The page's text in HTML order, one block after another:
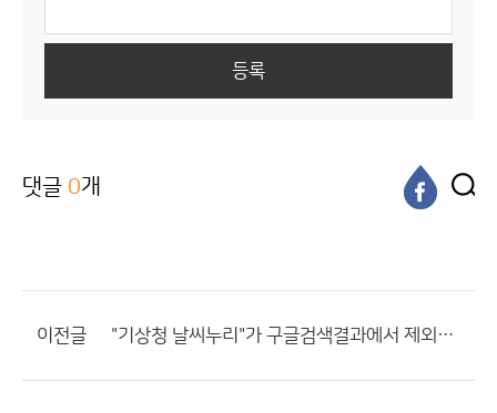
등록
댓글 0개
이전글 "기상청 날씨누리"가 구글검색결과에서 제외된 이유가 뭡니까?